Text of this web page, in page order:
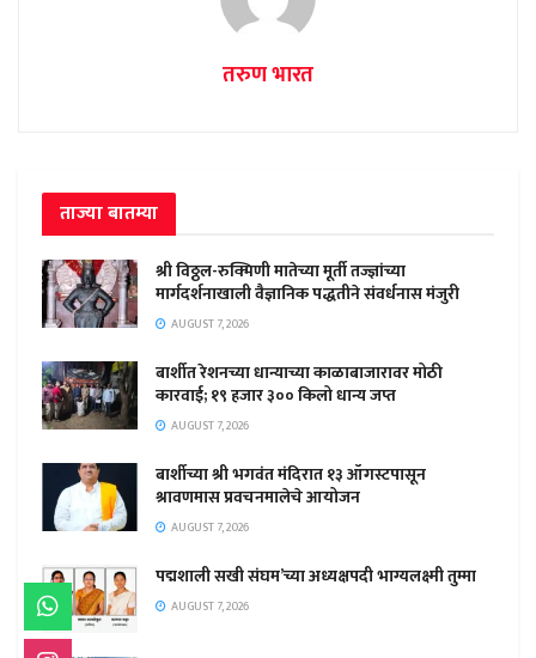
तरुण भारत
ताज्या बातम्या
श्री विठ्ठल-रुक्मिणी मातेच्या मूर्ती तज्ज्ञांच्या
मार्गदर्शनाखाली वैज्ञानिक पद्धतीने संवर्धनास मंजुरी
AUGUST 7, 2026
बार्शीत रेशनच्या धान्याच्या काळाबाजारावर मोठी
कारवाई; १९ हजार ३०० किलो धान्य जप्त
AUGUST 7, 2026
बार्शीच्या श्री भगवंत मंदिरात १३ ऑगस्टपासून
श्रावणमास प्रवचनमालेचे आयोजन
AUGUST 7, 2026
पद्मशाली सखी संघम’च्या अध्यक्षपदी भाग्यलक्ष्मी तुम्मा
AUGUST 7, 2026